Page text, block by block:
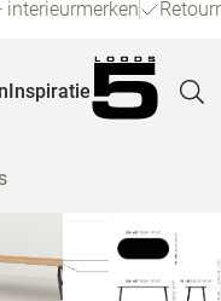
interieurmerken
Inspiratie